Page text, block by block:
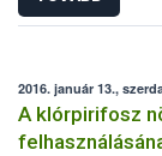
2016. január 13.,
A klórpirifosz